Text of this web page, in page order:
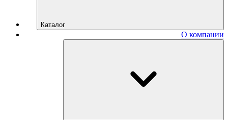
Каталог
О компании